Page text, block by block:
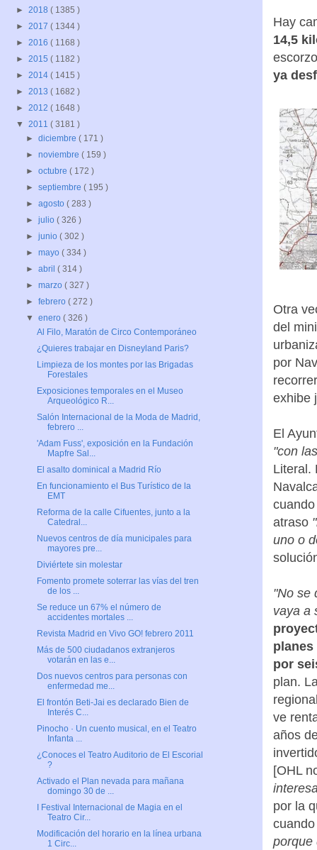
Hay
14,5
ya
Otra
del
por
exhibe
El
"con
Literal.
atraso
uno o
"No se
vaya a
por
plan.
ve
años
[OHL
por la
porque
► 2018 ( 1385 )
► 2017 ( 1344 )
► 2016 ( 1168 )
► 2015 ( 1182 )
► 2014 ( 1415 )
► 2013 ( 1682 )
► 2012 ( 1648 )
▼ 2011 ( 3181 )
►diciembre( 171 )
►noviembre( 159 )
►octubre( 172 )
►septiembre( 195 )
►agosto( 283 )
►julio( 326 )
►junio( 302 )
►mayo( 334 )
►abril( 314 )
►marzo( 327 )
►febrero( 272 )
▼enero( 326 )
Al Filo, Maratón de Circo Contemporáneo
¿Quieres trabajar en Disneyland Paris?
Limpieza de los montes por las Brigadas
Forestales
Exposiciones temporales en el Museo
Arqueológico R...
Salón Internacional de la Moda de Madrid,
febrero ...
'Adam Fuss', exposición en la Fundación
Mapfre Sal...
El asalto dominical a Madrid Río
En funcionamiento el Bus Turístico de la
EMT
Reforma de la calle Cifuentes, junto a la
Catedral...
Nuevos centros de día municipales para
mayores pre...
Diviértete sin molestar
Fomento promete soterrar las vías del tren
de los ...
Se reduce un 67% el número de
accidentes mortales ...
Revista Madrid en Vivo GO! febrero 2011
Más de 500 ciudadanos extranjeros
votarán en las e...
Dos nuevos centros para personas con
enfermedad me...
El frontón Beti-Jai es declarado Bien de
Interés C...
Pinocho · Un cuento musical, en el Teatro
Infanta ...
¿Conoces el Teatro Auditorio de El Escorial
?
Activado el Plan nevada para mañana
domingo 30 de ...
I Festival Internacional de Magia en el
Teatro Cir...
Modificación del horario en la línea urbana
1 Circ...